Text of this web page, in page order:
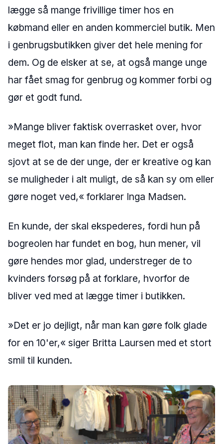
lægge så mange frivillige timer hos en
købmand eller en anden kommerciel butik. Men
i genbrugsbutikken giver det hele mening for
dem. Og de elsker at se, at også mange unge
har fået smag for genbrug og kommer forbi og
gør et godt fund.
»Mange bliver faktisk overrasket over, hvor
meget flot, man kan finde her. Det er også
sjovt at se de der unge, der er kreative og kan
se muligheder i alt muligt, de så kan sy om eller
gøre noget ved,« forklarer Inga Madsen.
En kunde, der skal ekspederes, fordi hun på
bogreolen har fundet en bog, hun mener, vil
gøre hendes mor glad, understreger de to
kvinders forsøg på at forklare, hvorfor de
bliver ved med at lægge timer i butikken.
»Det er jo dejligt, når man kan gøre folk glade
for en 10'er,« siger Britta Laursen med et stort
smil til kunden.